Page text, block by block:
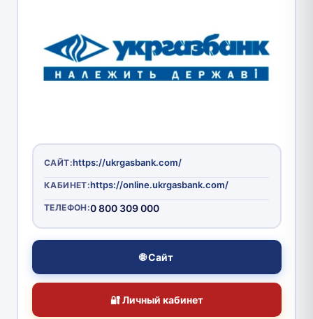
САЙТ:https://ukrgasbank.com/
КАБИНЕТ:https://online.ukrgasbank.com/
ТЕЛЕФОН:0 800 309 000
🌐 Сайт
🔐 Личный кабинет